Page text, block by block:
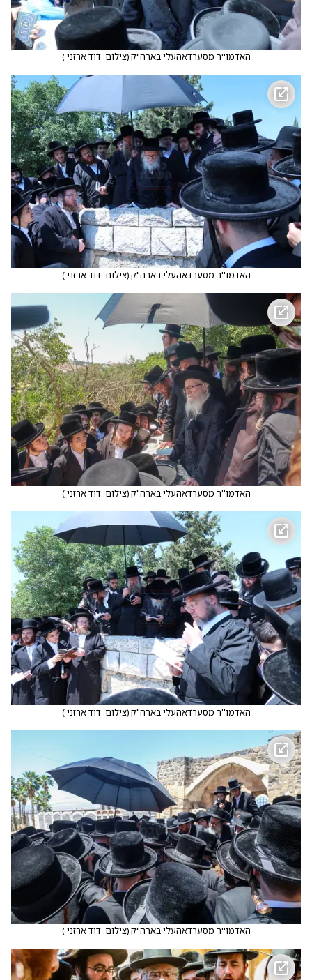
האדמו''ר מסערדאהעלי בארה"ק(צילום: דוד ארזני)
האדמו''ר מסערדאהעלי בארה"ק(צילום: דוד ארזני)
האדמו''ר מסערדאהעלי בארה"ק(צילום: דוד ארזני)
האדמו''ר מסערדאהעלי בארה"ק(צילום: דוד ארזני)
האדמו''ר מסערדאהעלי בארה"ק(צילום: דוד ארזני)